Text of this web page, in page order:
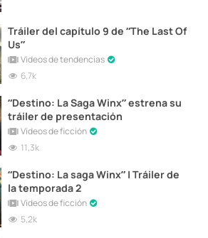
Tráiler del capítulo 9 de “The Last Of
Us”
Vídeos de tendencias
6,7k
“Destino: La Saga Winx” estrena su
tráiler de presentación
Vídeos de ficción
11,3k
“Destino: La saga Winx” | Tráiler de
la temporada 2
Vídeos de ficción
5,2k